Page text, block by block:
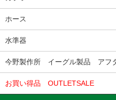
ホース
水準器
今野製作所 イーグル製品 アフ
お買い得品 OUTLETSALE